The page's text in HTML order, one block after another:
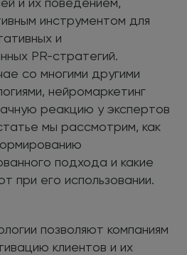
инструментом для
и
PR-стратегий.
со многими другими
нейромаркетинг
реакцию у экспертов
мы рассмотрим, как
подхода и какие
при его использовании.
позволяют компаниям
клиентов и их